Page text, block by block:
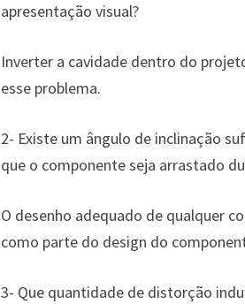
apresentação visual?
Inverter a cavidade dentro do
esse problema.
2- Existe um ângulo de inclinação
que o componente seja arrastado
O desenho adequado de qualquer
como parte do design do
3- Que quantidade de distorção